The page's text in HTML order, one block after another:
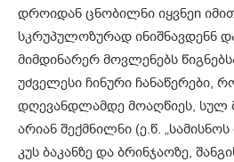
დროიდან ცნობილნი იყვნეn
სკრუპულოზურად ინიშნავდენნ
მიმდინარერ მოვლენებს
უძველესი ჩინური ჩანაწერები,
დღევანდლამდე მოაღწიეს, სულ
არიან შექმნილნი (ე.წ.
კუს ბაკანზე და ბრინჯაოზე,